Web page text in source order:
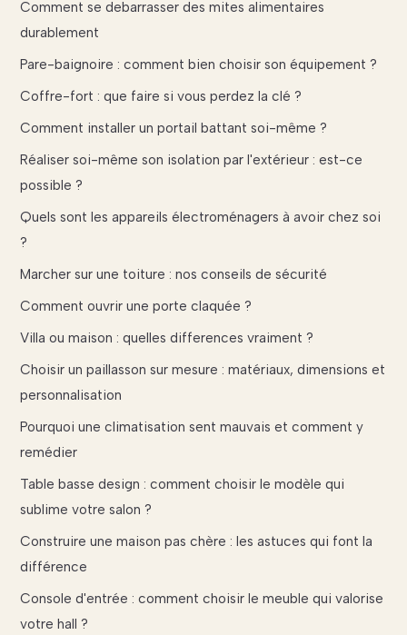
Comment se debarrasser des mites alimentaires
durablement
Pare-baignoire : comment bien choisir son équipement ?
Coffre-fort : que faire si vous perdez la clé ?
Comment installer un portail battant soi-même ?
Réaliser soi-même son isolation par l'extérieur : est-ce
possible ?
Quels sont les appareils électroménagers à avoir chez soi
?
Marcher sur une toiture : nos conseils de sécurité
Comment ouvrir une porte claquée ?
Villa ou maison : quelles differences vraiment ?
Choisir un paillasson sur mesure : matériaux, dimensions et
personnalisation
Pourquoi une climatisation sent mauvais et comment y
remédier
Table basse design : comment choisir le modèle qui
sublime votre salon ?
Construire une maison pas chère : les astuces qui font la
différence
Console d'entrée : comment choisir le meuble qui valorise
votre hall ?